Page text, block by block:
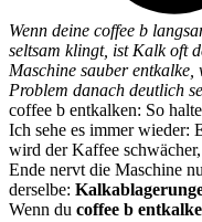
Wenn deine coffee b
seltsam klingt, ist Kalk oft
Maschine sauber
Problem danach deutlich
coffee b entkalken: So
Ich sehe es immer wieder:
wird der Kaffee
Ende nervt die Maschine
derselbe:
Wenn du coffee b